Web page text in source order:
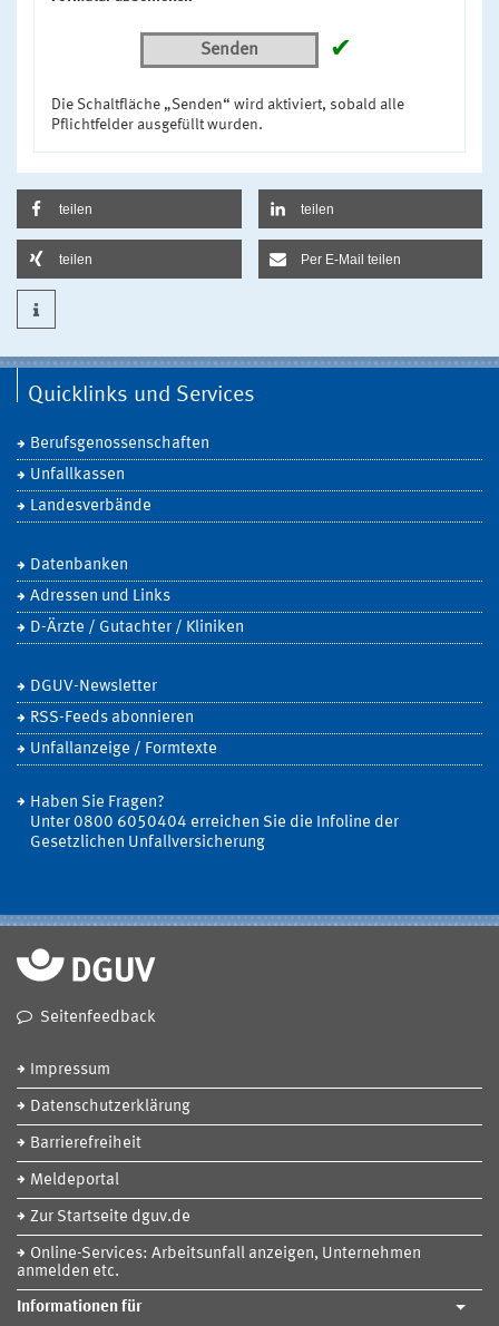
Senden ✔
Die Schaltfläche „Senden“ wird aktiviert, sobald alle
Pflichtfelder ausgefüllt wurden.
teilen teilen
teilen Per E-Mail teilen
Quicklinks und Services
Berufsgenossenschaften
Unfallkassen
Landesverbände
Datenbanken
Adressen und Links
D-Ärzte / Gutachter / Kliniken
DGUV-Newsletter
RSS-Feeds abonnieren
Unfallanzeige / Formtexte
Haben Sie Fragen?
Unter 0800 6050404 erreichen Sie die Infoline der
Gesetzlichen Unfallversicherung
Seitenfeedback
Impressum
Datenschutzerklärung
Barrierefreiheit
Meldeportal
Zur Startseite dguv.de
Online-Services: Arbeitsunfall anzeigen, Unternehmen
anmelden etc.
Informationen für